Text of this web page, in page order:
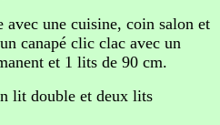
avec une cuisine, coin salon et
canapé clic clac avec un
et 1 lits de 90 cm.
lit double et deux lits